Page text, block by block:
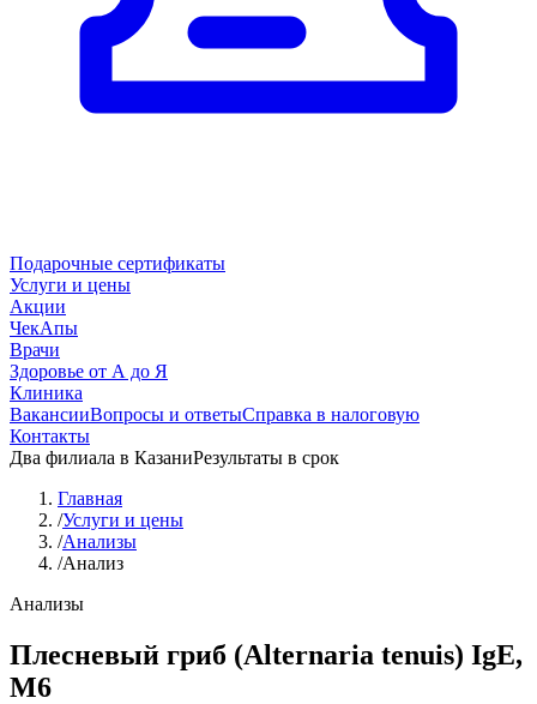
Подарочные сертификаты
Услуги и цены
Акции
ЧекАпы
Врачи
Здоровье от А до Я
Клиника
ВакансииВопросы и ответыСправка в налоговую
Контакты
Два филиала в КазаниРезультаты в срок
Главная
/Услуги и цены
/Анализы
/Анализ
Анализы
Плесневый гриб (Alternaria tenuis) IgE,
M6